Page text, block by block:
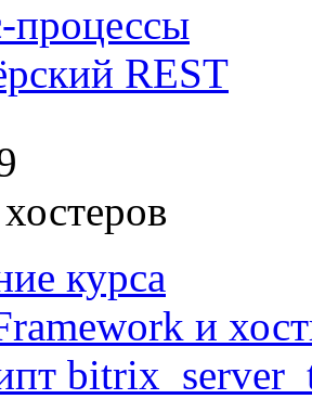
процессы
REST
курса
и